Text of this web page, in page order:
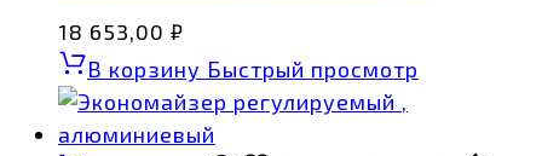
18 653,00 ₽
В корзину Быстрый просмотр